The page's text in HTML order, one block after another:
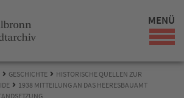
MENÜ
GESCHICHTE
HISTORISCHE QUELLEN ZUR
1938 MITTEILUNG AN DAS HEERESBAUAMT